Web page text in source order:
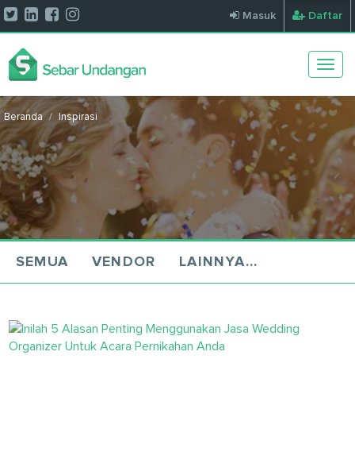
Masuk Daftar
Beranda Inspirasi
SEMUA VENDOR LAINNYA...